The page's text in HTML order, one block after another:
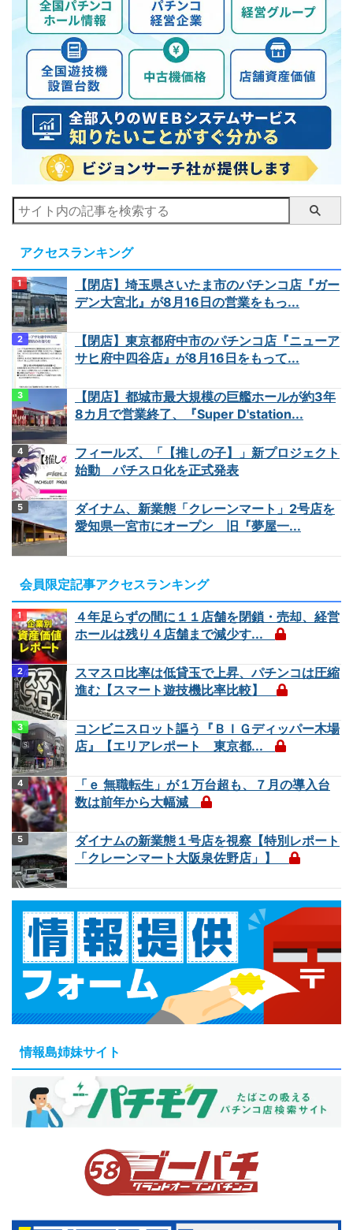
アクセスランキング
【閉店】埼玉県さいたま市のパチンコ店『ガー
デン大宮北』が8月16日の営業をもっ...
【閉店】東京都府中市のパチンコ店『ニューア
サヒ府中四谷店』が8月16日をもって...
【閉店】都城市最大規模の巨艦ホールが約3年
8カ月で営業終了、『Super D'station...
フィールズ、「【推しの子】」新プロジェクト
始動 パチスロ化を正式発表
ダイナム、新業態「クレーンマート」2号店を
愛知県一宮市にオープン 旧『夢屋一...
会員限定記事アクセスランキング
４年足らずの間に１１店舗を閉鎖・売却、経営
ホールは残り４店舗まで減少す...
スマスロ比率は低貸玉で上昇、パチンコは圧縮
進む【スマート遊技機比率比較】
コンビニスロット謳う『ＢＩＧディッパー木場
店』【エリアレポート 東京都...
「ｅ 無職転生」が１万台超も、７月の導入台
数は前年から大幅減
ダイナムの新業態１号店を視察【特別レポート
「クレーンマート大阪泉佐野店」】
情報島姉妹サイト